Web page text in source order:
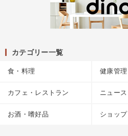
カテゴリー一覧
食・料理 健康管理
カフェ・レストラン ニュース
お酒・嗜好品 ショップ